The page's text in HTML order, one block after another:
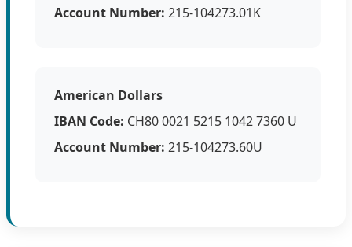
Account Number: 215-104273.01K
American Dollars
IBAN Code: CH80 0021 5215 1042 7360 U
Account Number: 215-104273.60U